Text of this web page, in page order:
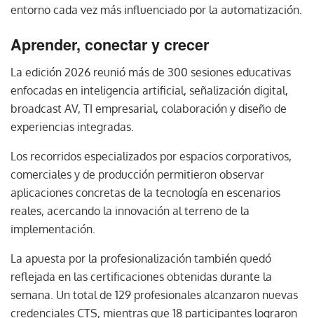
entorno cada vez más influenciado por la automatización.
Aprender, conectar y crecer
La edición 2026 reunió más de 300 sesiones educativas
enfocadas en inteligencia artificial, señalización digital,
broadcast AV, TI empresarial, colaboración y diseño de
experiencias integradas.
Los recorridos especializados por espacios corporativos,
comerciales y de producción permitieron observar
aplicaciones concretas de la tecnología en escenarios
reales, acercando la innovación al terreno de la
implementación.
La apuesta por la profesionalización también quedó
reflejada en las certificaciones obtenidas durante la
semana. Un total de 129 profesionales alcanzaron nuevas
credenciales CTS, mientras que 18 participantes lograron